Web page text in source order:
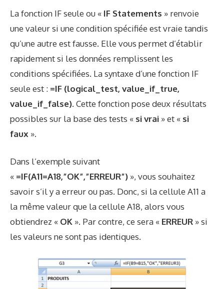
La fonction IF seule ou « IF Statements » renvoie
une valeur si une condition spécifiée est vraie tandis
qu’une autre est fausse. Elle vous permet d’établir
rapidement si les données remplissent les
conditions spécifiées. La syntaxe d’une fonction IF
seule est : =IF (logical_test, value_if_true,
value_if_false). Cette fonction pose deux résultats
possibles sur la base des tests « si vrai » et « si
faux ».
Dans l’exemple suivant
« =IF(A11=A18,”OK”,”ERREUR”) », vous souhaitez
savoir s’il y a erreur ou pas. Donc, si la cellule A11 a
la même valeur que la cellule A18, alors vous
obtiendrez « OK ». Par contre, ce sera « ERREUR » si
les valeurs ne sont pas identiques.